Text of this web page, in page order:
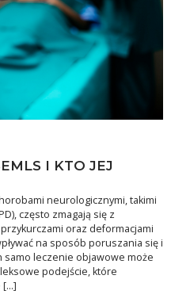
I KTO JEJ
neurologicznymi, takimi
często zmagają się z
oraz deformacjami
na sposób poruszania się i
samo leczenie objawowe może
podejście, które
[…]